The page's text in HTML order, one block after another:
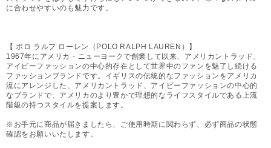
に合わせやすいのも魅力です。
【 ポロ ラルフ ローレン（POLO RALPH LAUREN）】
1967年にアメリカ・ニューヨークで創業して以来、アメリカントラッド、
アイビーファッションの中心的存在として世界中のファンを魅了し続ける
ファッションブランドです。イギリスの伝統的なファッションをアメリカ
流にアレンジした、アメリカントラッド、アイビーファッションの中心的
なブランドで、アメリカのより豊かで理想的なライフスタイルである上流
階級の持つスタイルを提案します。
※お手元に商品が届きましたら、ご使用時期に関わらず、必ず商品の状態
確認をお願いいたします。